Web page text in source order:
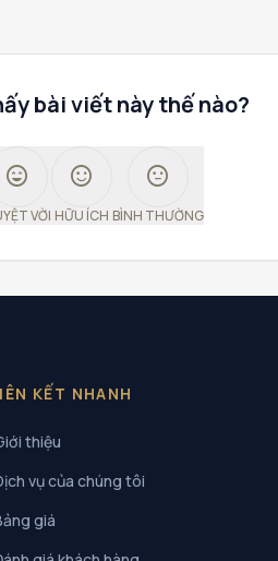
bài viết này thế nào?
sentiment_very_satisfied
VỜI
sentiment_satisfied
HỮU ÍCH
sentiment_neutral
BÌNH THƯỜNG
KẾT NHANH
thiệu
vụ của chúng tôi
giá